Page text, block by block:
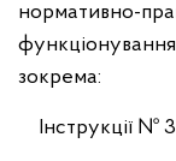
нормативно-
зокрема:
Інструкції №